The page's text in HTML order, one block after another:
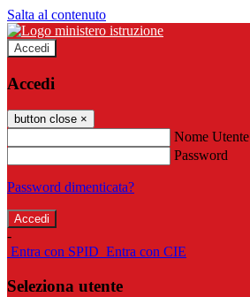
Salta al contenuto
Accedi
Accedi
button close ×
Nome Utente
Password
Password dimenticata?
-
Entra con SPID Entra con CIE
Seleziona utente